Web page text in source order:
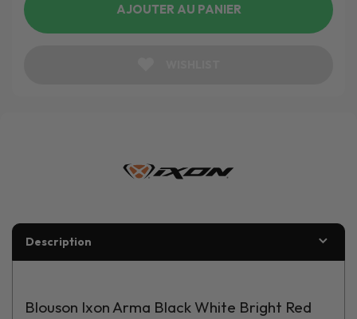
AJOUTER AU PANIER
Description
Blouson Ixon Arma Black White Bright Red